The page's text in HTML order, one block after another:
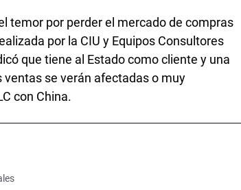
temor por perder el mercado de compras
por la CIU y Equipos Consultores
que tiene al Estado como cliente y una
ventas se verán afectadas o muy
con China.